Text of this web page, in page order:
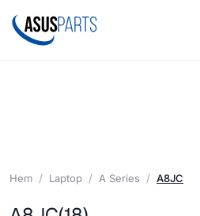
Hem Laptop A Series A8JC